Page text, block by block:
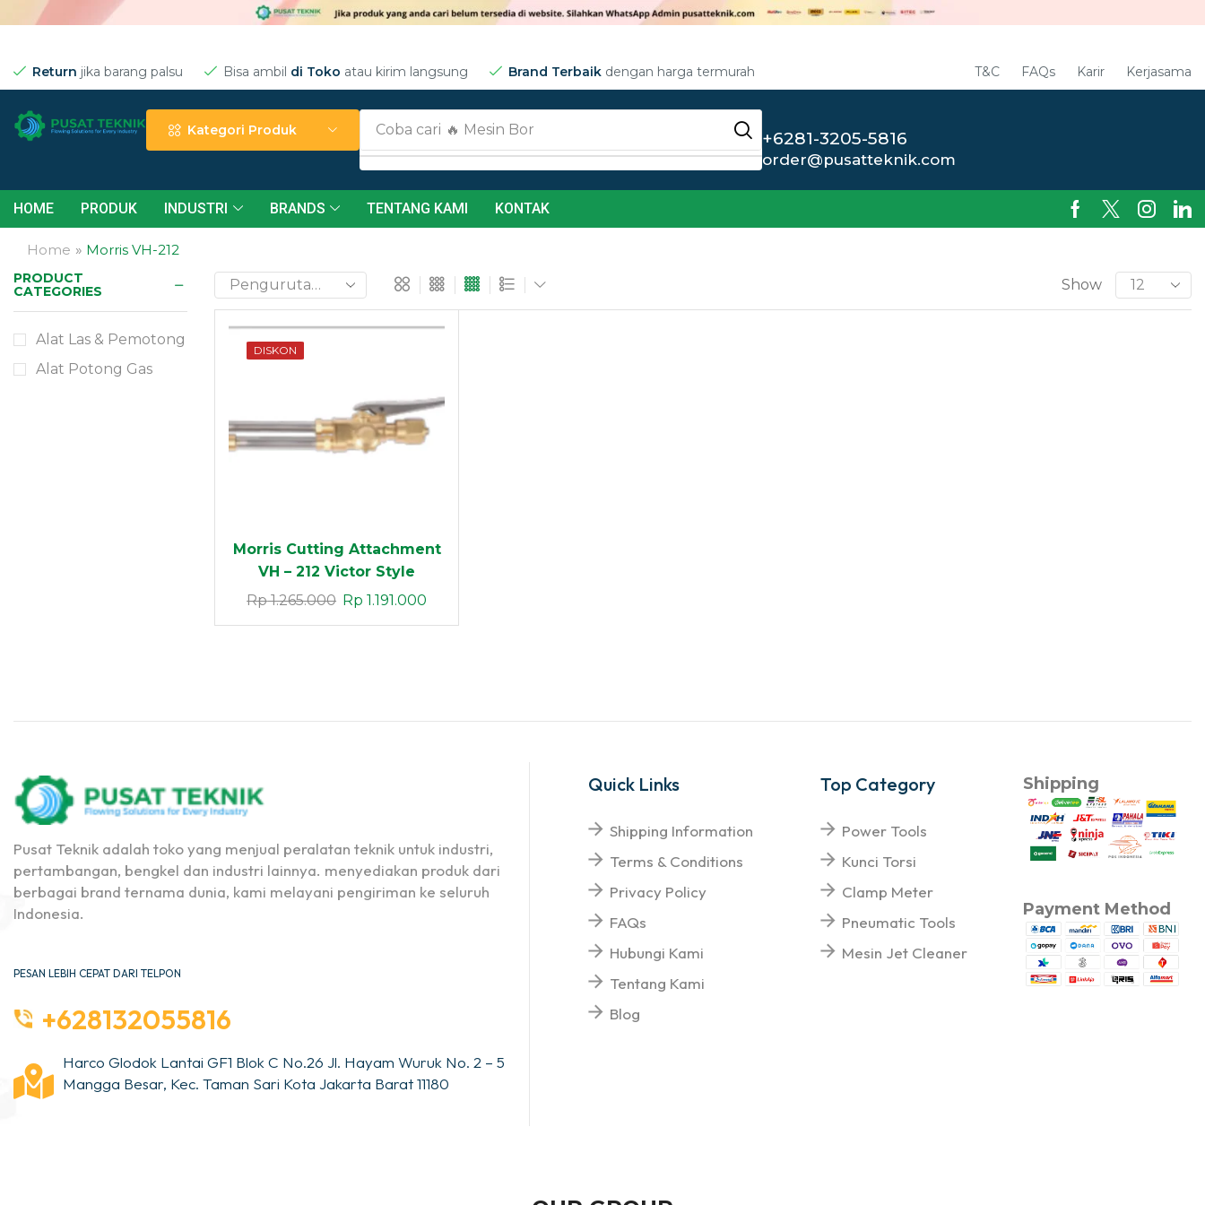
Return jika barang palsu Bisa ambil di Toko atau kirim langsung Brand Terbaik dengan harga termurah T&C FAQs Karir Kerjasama
Kategori Produk Coba cari 🔥 Jet Cleaner +6281-3205-5816
order@pusatteknik.com
HOME PRODUK INDUSTRI BRANDS TENTANG KAMI KONTAK
Home » Morris VH-212
Show
DISKON
Morris Cutting Attachment
VH – 212 Victor Style
Rp1.265.000 Rp 1.191.000
PRODUCT
CATEGORIES
Alat Las & Pemotong
Alat Potong Gas
Need Help?
24/7
Contact
Pusat Teknik adalah toko yang menjual peralatan teknik untuk industri,
pertambangan, bengkel dan industri lainnya. menyediakan produk dari
berbagai brand ternama dunia, kami melayani pengiriman ke seluruh
Indonesia.
PESAN LEBIH CEPAT DARI TELPON
+628132055816
Harco Glodok Lantai GF1 Blok C No.26 Jl. Hayam Wuruk No. 2 – 5
Mangga Besar, Kec. Taman Sari Kota Jakarta Barat 11180
Quick Links
Shipping Information
Terms & Conditions
Privacy Policy
FAQs
Hubungi Kami
Tentang Kami
Blog
Top Category
Power Tools
Kunci Torsi
Clamp Meter
Pneumatic Tools
Mesin Jet Cleaner
Shipping
Payment Method